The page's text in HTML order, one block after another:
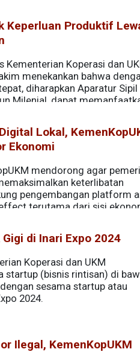
Keperluan Produktif
Kementerian Koperasi dan
menekankan bahwa
diharapkan Aparatur Sipil
Milenial, dapat
menunjang aktivitas sehari-
Lokal,
Ekonomi
mendorong agar
keterlibatan
pengembangan platform
terutama dari sisi
di Inari Expo 2024
Koperasi dan UKM
startup (bisnis rintisan) di
sesama startup atau
2024.
Ilegal, KemenKopUKM